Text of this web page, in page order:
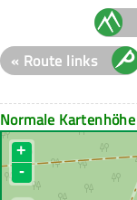
« Route links
Normale Kartenhöhe
+
-